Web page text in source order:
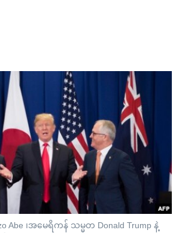
း
ယ်
ာ
ာ
စာ
ျက်အလက်များ
ဉ်
း
Abe ၊အမေရိကန် သမ္မတ Donald Trump နဲ့